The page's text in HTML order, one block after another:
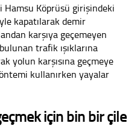
Hamsu Köprüsü girişindeki
kapatılarak demir
karşıya geçemeyen
trafik ışıklarına
yolun karşısına geçmeye
kullanırken yayalar
için bin bir çile